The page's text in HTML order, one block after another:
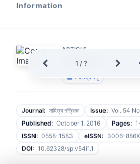
Information
ARTICLE
পশ্চিমবঙ্গের নাটক
সৌমিত্র বসু
Journal: সাহিত্য পত্রিকা Issue: Vol. 54
Published: October 1, 2016 Pages:
ISSN: 0558-1583 eISSN: 3006-886X
DOI: 10.62328/sp.v54i1.1
1 /?